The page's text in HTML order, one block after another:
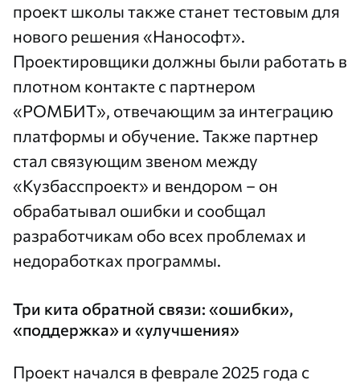
проект школы также станет тестовым для
нового решения «Нанософт».
Проектировщики должны были работать в
плотном контакте с партнером
«РОМБИТ», отвечающим за интеграцию
платформы и обучение. Также партнер
стал связующим звеном между
«Кузбасспроект» и вендором – он
обрабатывал ошибки и сообщал
разработчикам обо всех проблемах и
недоработках программы.
Три кита обратной связи: «ошибки»,
«поддержка» и «улучшения»
Проект начался в феврале 2025 года с